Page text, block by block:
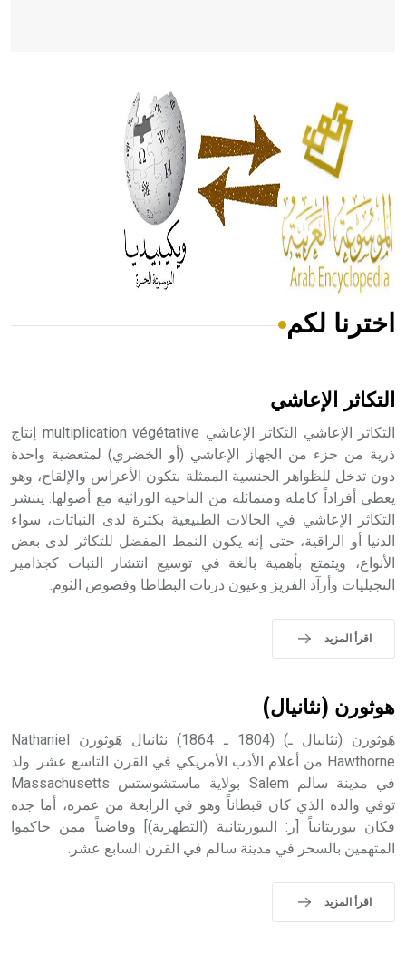
الحكم، الأدلة، تنظيم التغذية، ورسالته في جروح الرأس. ويعود
له الفضل بأنه حرر الطب من الدين والفلسفة.
- هل تعلم أن المرجان إفراز حيواني يتكون في البحر ويتركب
من مادة كربونات الكلسيوم، وهو أحمر أو شديد الحمرة وهو
أجود أنواعه، ويمتاز بكبر الحجم ويسمى الش
هل تعلم أن الأبسيد كلمة فرنسية اللفظ تم اعتمادها مصطلحاً
- هل تعلم أن أبجر Abgar اسم معروف جيداً يعود إلى عدد من
الملوك الذين حكموا مدينة إديسا (الرها) من أبجر الأول وحتى
التاسع، وهم ينتسبون إلى أسرة أوسروين
sign تكتب منفصلة غير متصلة، وتعتمد المبدأ الأكوروفوني،
اخترنا لكم
التكاثر الإعاشي
التكاثر الإعاشي التكاثر الإعاشي multiplication végétative إنتاج
ذرية من جزء من الجهاز الإعاشي (أو الخضري) لمتعضية واحدة
دون تدخل للظواهر الجنسية الممثلة بتكون الأعراس والإلقاح، وهو
يعطي أفراداً كاملة ومتماثلة من الناحية الوراثية مع أصولها. ينتشر
التكاثر الإعاشي في الحالات الطبيعية بكثرة لدى النباتات، سواء
الدنيا أو الراقية، حتى إنه يكون النمط المفضل للتكاثر لدى بعض
الأنواع، ويتمتع بأهمية بالغة في توسيع انتشار النبات كجذامير
النجيليات وأرآد الفريز وعيون درنات البطاطا وفصوص الثوم.
اقرأ المزيد
هوثورن (نثانيال)
هَوثورن (نثانيال ـ) (1804 ـ 1864) نثانيال هَوثورن Nathaniel
Hawthorne من أعلام الأدب الأمريكي في القرن التاسع عشر. ولد
في مدينة سالم Salem بولاية ماستشوستس Massachusetts
توفي والده الذي كان قبطاناً وهو في الرابعة من عمره، أما جده
فكان بيوريتانياً [ر: البيوريتانية (التطهرية)] وقاضياً ممن حاكموا
المتهمين بالسحر في مدينة سالم في القرن السابع عشر.
اقرأ المزيد